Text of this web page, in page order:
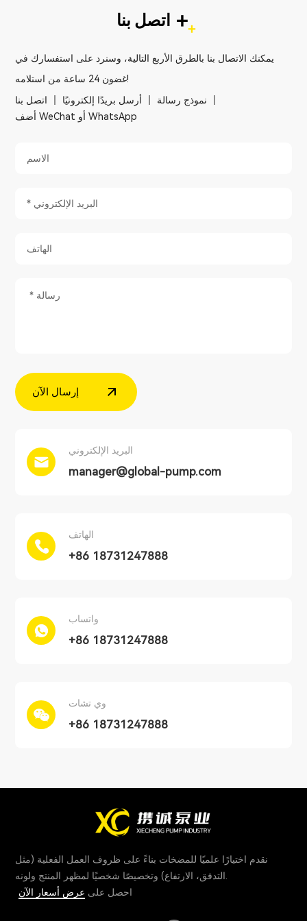
اتصل بنا +
يمكنك الاتصال بنا بالطرق الأربع التالية، وسنرد على استفسارك في
غضون 24 ساعة من استلامه!
اتصل بنا
أرسل بريدًا إلكترونيًا
نموذج رسالة
أضف WeChat أو WhatsApp
إرسال الآن
البريد الإلكتروني
manager@global-pump.com
الهاتف
+86 18731247888
واتساب
+86 18731247888
وي تشات
+86 18731247888
نقدم اختيارًا علميًا للمضخات بناءً على ظروف العمل الفعلية (مثل
احصل على عرض أسعار الآن